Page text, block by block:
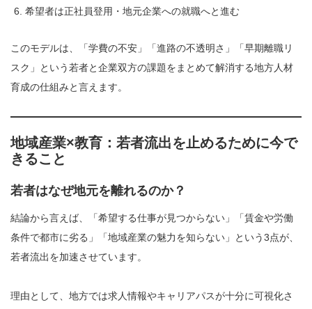
希望者は正社員登用・地元企業への就職へと進む
このモデルは、「学費の不安」「進路の不透明さ」「早期離職リ
スク」という若者と企業双方の課題をまとめて解消する地方人材
育成の仕組みと言えます。
地域産業×教育：若者流出を止めるために今で
きること
若者はなぜ地元を離れるのか？
結論から言えば、「希望する仕事が見つからない」「賃金や労働
条件で都市に劣る」「地域産業の魅力を知らない」という3点が、
若者流出を加速させています。
理由として、地方では求人情報やキャリアパスが十分に可視化さ